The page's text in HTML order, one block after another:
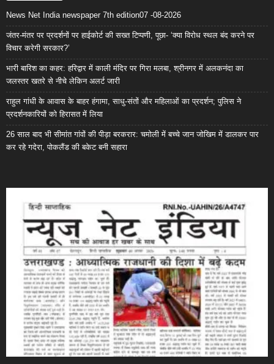
News Net India newspaper 7th edition07 -08-2026
जंतर-मंतर पर प्रदर्शनों पर हाईकोर्ट की सख्त टिप्पणी, पूछा- ‘क्या विरोध स्थल बंद करने पर
विचार करेगी सरकार?’
भारी बारिश का कहर: हरिद्वार में काली मंदिर पर गिरा मलबा, श्रीनगर में अलकनंदा का
जलस्तर खतरे से नीचे लेकिन अलर्ट जारी
राहुल गांधी के आवास के बाहर हंगामा, साधु-संतों और महिलाओं का प्रदर्शन; पुलिस ने
प्रदर्शनकारियों को हिरासत में लिया
26 साल बाद भी सीमांत गांवों की पीड़ा बरकरार: चमोली में बच्चे जान जोखिम में डालकर पार
कर रहे गदेरा, पोकलैंड की बकेट बनी सहारा